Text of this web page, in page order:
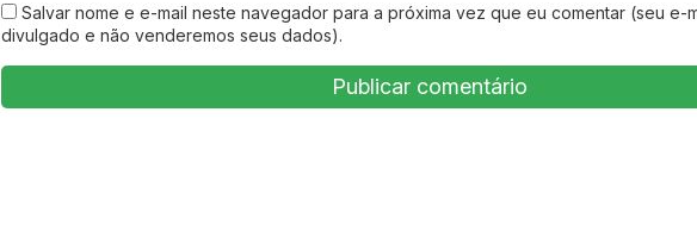
Salvar nome e e-mail neste navegador para a próxima vez que eu comentar (seu e-
divulgado e não venderemos seus dados).